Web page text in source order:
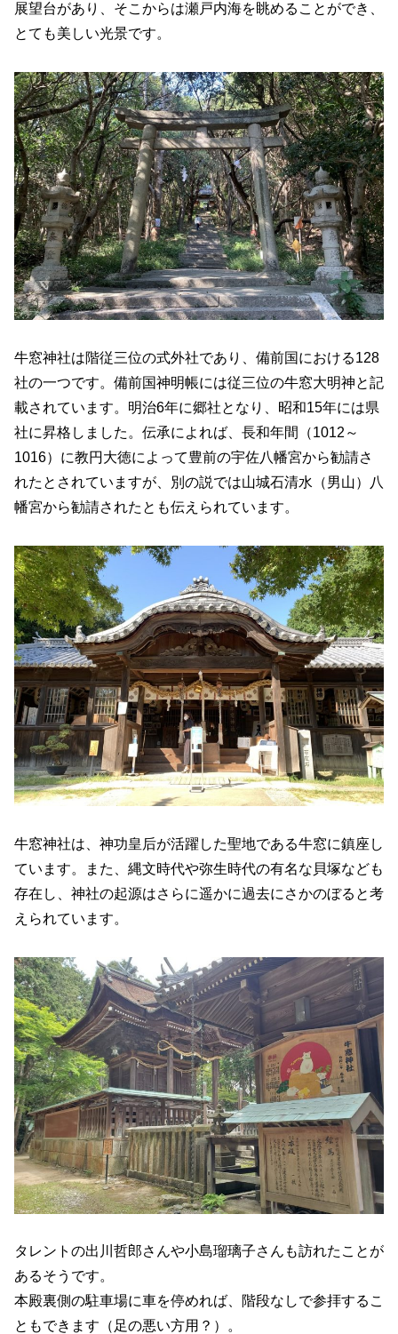
展望台があり、そこからは瀬戸内海を眺めることができ、
とても美しい光景です。
牛窓神社は階従三位の式外社であり、備前国における128
社の一つです。備前国神明帳には従三位の牛窓大明神と記
載されています。明治6年に郷社となり、昭和15年には県
社に昇格しました。伝承によれば、長和年間（1012～
1016）に教円大徳によって豊前の宇佐八幡宮から勧請さ
れたとされていますが、別の説では山城石清水（男山）八
幡宮から勧請されたとも伝えられています。
牛窓神社は、神功皇后が活躍した聖地である牛窓に鎮座し
ています。また、縄文時代や弥生時代の有名な貝塚なども
存在し、神社の起源はさらに遥かに過去にさかのぼると考
えられています。
タレントの出川哲郎さんや小島瑠璃子さんも訪れたことが
あるそうです。
本殿裏側の駐車場に車を停めれば、階段なしで参拝するこ
ともできます（足の悪い方用？）。